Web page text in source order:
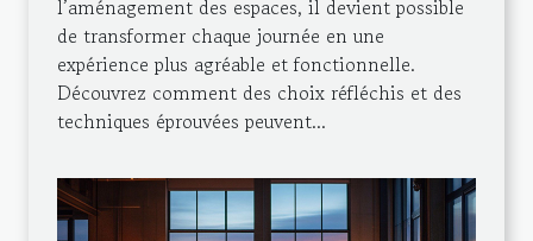
l’aménagement des espaces, il devient possible
de transformer chaque journée en une
expérience plus agréable et fonctionnelle.
Découvrez comment des choix réfléchis et des
techniques éprouvées peuvent...